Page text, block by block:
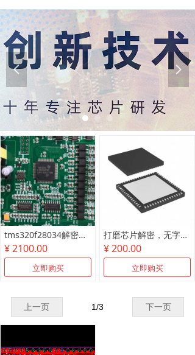
넳 넲
tms320f28034解密尾款
¥ 2100.00
立即购买
打磨芯片解密，无字芯片破解
¥ 200.00
立即购买
上一页 下一页
1/3